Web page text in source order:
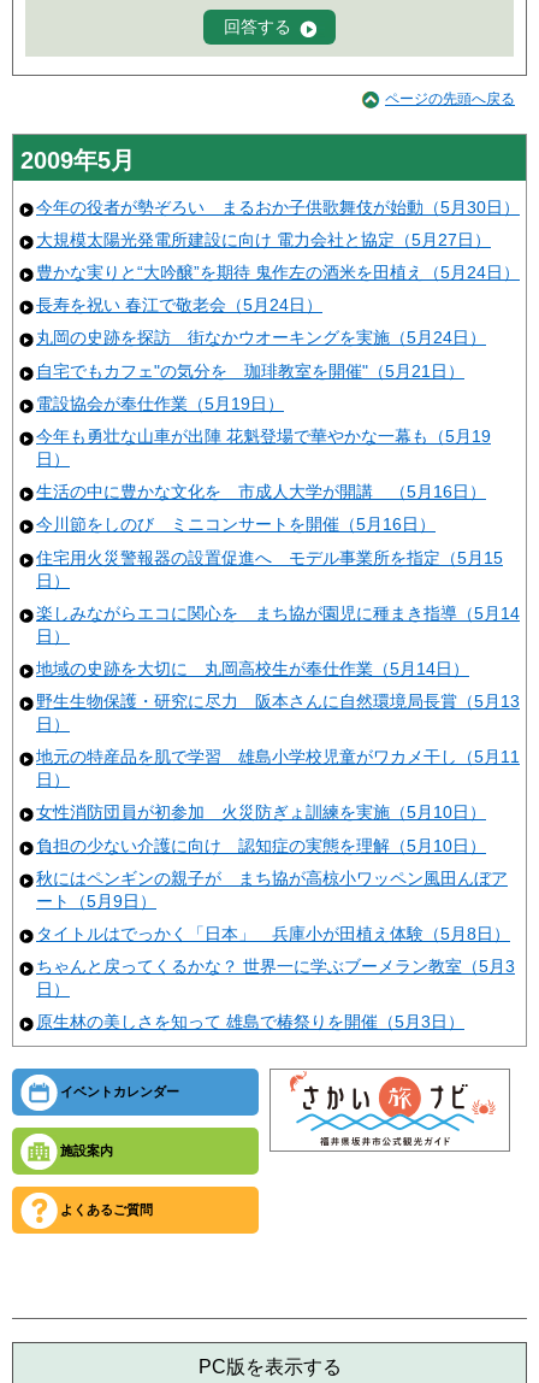
ページの先頭へ戻る
2009年5月
今年の役者が勢ぞろい まるおか子供歌舞伎が始動（5月30日）
大規模太陽光発電所建設に向け 電力会社と協定（5月27日）
豊かな実りと“大吟醸”を期待 鬼作左の酒米を田植え（5月24日）
長寿を祝い 春江で敬老会（5月24日）
丸岡の史跡を探訪 街なかウオーキングを実施（5月24日）
自宅でもカフェ"の気分を 珈琲教室を開催"（5月21日）
電設協会が奉仕作業（5月19日）
今年も勇壮な山車が出陣 花魁登場で華やかな一幕も（5月19
日）
生活の中に豊かな文化を 市成人大学が開講 （5月16日）
今川節をしのび ミニコンサートを開催（5月16日）
住宅用火災警報器の設置促進へ モデル事業所を指定（5月15
日）
楽しみながらエコに関心を まち協が園児に種まき指導（5月14
日）
地域の史跡を大切に 丸岡高校生が奉仕作業（5月14日）
野生生物保護・研究に尽力 阪本さんに自然環境局長賞（5月13
日）
地元の特産品を肌で学習 雄島小学校児童がワカメ干し（5月11
日）
女性消防団員が初参加 火災防ぎょ訓練を実施（5月10日）
負担の少ない介護に向け 認知症の実態を理解（5月10日）
秋にはペンギンの親子が まち協が高椋小ワッペン風田んぼア
ート（5月9日）
タイトルはでっかく「日本」 兵庫小が田植え体験（5月8日）
ちゃんと戻ってくるかな？ 世界一に学ぶブーメラン教室（5月3
日）
原生林の美しさを知って 雄島で椿祭りを開催（5月3日）
イベントカレンダー
施設案内
よくあるご質問
PC版を表示する